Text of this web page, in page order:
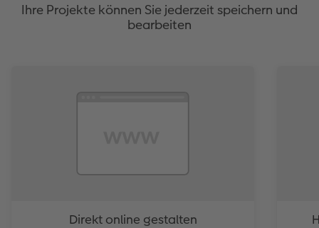
Ihre Projekte können Sie jederzeit speichern und
bearbeiten
Direkt online gestalten